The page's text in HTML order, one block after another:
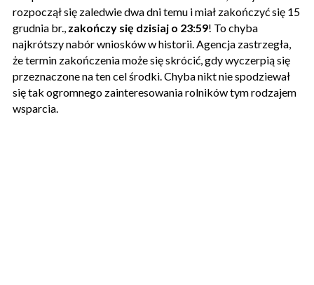
rozpoczął się zaledwie dwa dni temu i miał zakończyć się 15
grudnia br., zakończy się dzisiaj o 23:59! To chyba
najkrótszy nabór wniosków w historii. Agencja zastrzegła,
że termin zakończenia może się skrócić, gdy wyczerpią się
przeznaczone na ten cel środki. Chyba nikt nie spodziewał
się tak ogromnego zainteresowania rolników tym rodzajem
wsparcia.